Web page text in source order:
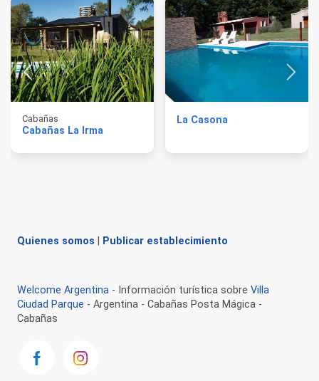
Cabañas
Cabañas La Irma
La Casona
Quienes somos Publicar establecimiento
Welcome Argentina - Información turística sobre Villa
Ciudad Parque - Argentina - Cabañas Posta Mágica -
Cabañas